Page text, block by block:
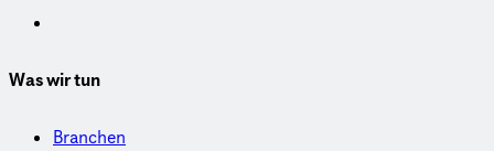
Was wir tun
Branchen